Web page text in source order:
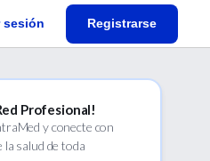
sesión Registrarse
Profesional!
y conecte con
la salud de toda